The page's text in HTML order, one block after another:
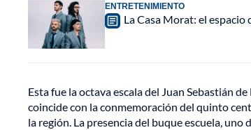
ENTRETENIMIENTO
La Casa Morat: el
Esta fue la octava escala del Juan Sebastián
coincide con la conmemoración del quinto
la región. La presencia del buque escuela,